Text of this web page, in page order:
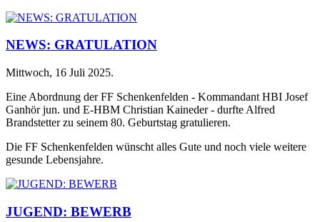
NEWS: GRATULATION
Mittwoch, 16 Juli 2025.
Eine Abordnung der FF Schenkenfelden - Kommandant HBI Josef
Ganhör jun. und E-HBM Christian Kaineder - durfte Alfred
Brandstetter zu seinem 80. Geburtstag gratulieren.
Die FF Schenkenfelden wünscht alles Gute und noch viele weitere
gesunde Lebensjahre.
JUGEND: BEWERB